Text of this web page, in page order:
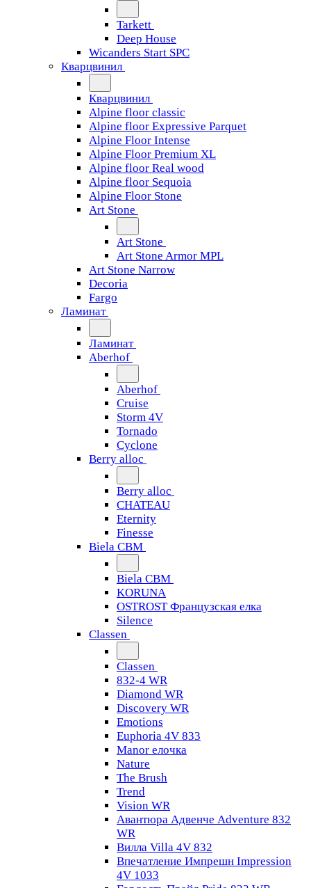
Tarkett
Deep House
Wicanders Start SPC
Кварцвинил
Кварцвинил
Alpine floor classic
Alpine floor Expressive Parquet
Alpine Floor Intense
Alpine Floor Premium XL
Alpine floor Real wood
Alpine floor Sequoia
Alpine Floor Stone
Art Stone
Art Stone
Art Stone Armor MPL
Art Stone Narrow
Decoria
Fargo
Ламинат
Ламинат
Aberhof
Aberhof
Cruise
Storm 4V
Tornado
Сyclone
Berry alloc
Berry alloc
CHATEAU
Eternity
Finesse
Biela CBM
Biela CBM
KORUNA
OSTROST Французская елка
Silence
Classen
Classen
832-4 WR
Diamond WR
Discovery WR
Emotions
Euphoria 4V 833
Manor елочка
Nature
The Brush
Trend
Vision WR
Авантюра Адвенче Adventure 832
WR
Вилла Villa 4V 832
Впечатление Импрешн Impression
4V 1033